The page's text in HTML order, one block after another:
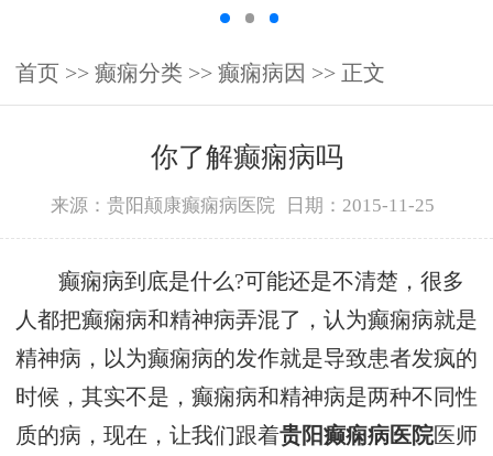
首页 >> 癫痫分类 >> 癫痫病因 >> 正文
你了解癫痫病吗
来源：贵阳颠康癫痫病医院 日期：2015-11-25
癫痫病到底是什么?可能还是不清楚，很多
人都把癫痫病和精神病弄混了，认为癫痫病就是
精神病，以为癫痫病的发作就是导致患者发疯的
时候，其实不是，癫痫病和精神病是两种不同性
质的病，现在，让我们跟着贵阳癫痫病医院医师